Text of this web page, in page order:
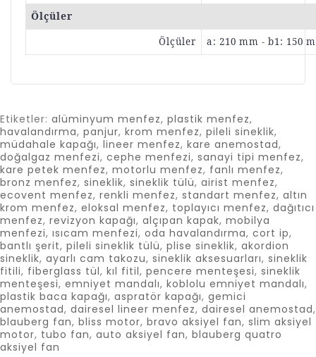
Ölçüler
Ölçüler a: 210 mm - b1: 150
Etiketler: alüminyum menfez, plastik menfez,
havalandırma, panjur, krom menfez, pileli sineklik,
müdahale kapağı, lineer menfez, kare anemostad,
doğalgaz menfezi, cephe menfezi, sanayi tipi menfez,
kare petek menfez, motorlu menfez, fanlı menfez,
bronz menfez, sineklik, sineklik tülü, airist menfez,
ecovent menfez, renkli menfez, standart menfez, altın
krom menfez, eloksal menfez, toplayıcı menfez, dağıtıcı
menfez, revizyon kapağı, alçıpan kapak, mobilya
menfezi, ısıcam menfezi, oda havalandırma, cort ip,
bantlı şerit, pileli sineklik tülü, plise sineklik, akordion
sineklik, ayarlı cam takozu, sineklik aksesuarları, sineklik
fitili, fiberglass tül, kıl fitil, pencere menteşesi, sineklik
menteşesi, emniyet mandalı, koblolu emniyet mandalı,
plastik baca kapağı, aspratör kapağı, gemici
anemostad, dairesel lineer menfez, dairesel anemostad,
blauberg fan, bliss motor, bravo aksiyel fan, slim aksiyel
motor, tubo fan, auto aksiyel fan, blauberg quatro
aksiyel fan